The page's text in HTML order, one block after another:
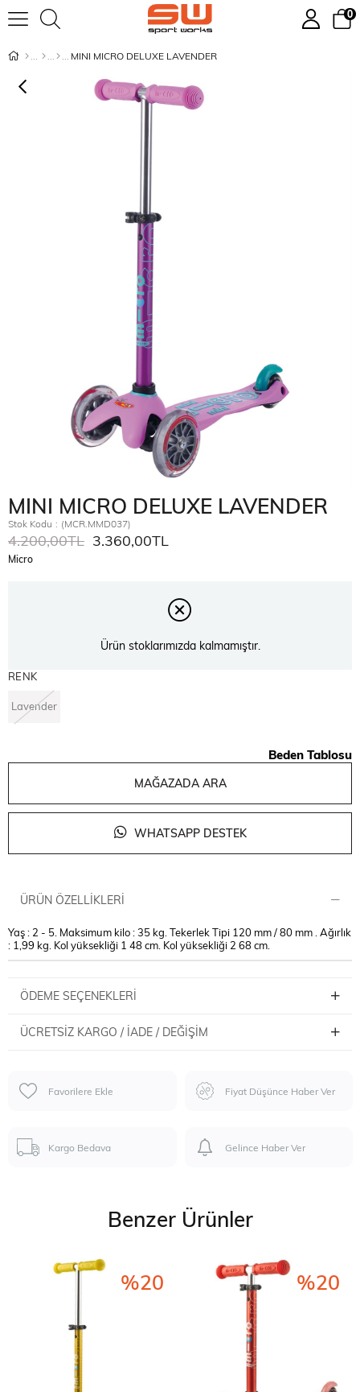
0
MINI MICRO DELUXE LAVENDER
MINI MICRO DELUXE LAVENDER
Stok Kodu (MCR.MMD037)
4.200,00TL 3.360,00TL
Micro
Ürün stoklarımızda kalmamıştır.
RENK
Lavender
Beden Tablosu
MAĞAZADA ARA
WHATSAPP DESTEK
ÜRÜN ÖZELLIKLERI
Yaş : 2 - 5. Maksimum kilo : 35 kg. Tekerlek Tipi 120 mm / 80 mm . Ağırlık
: 1,99 kg. Kol yüksekliği 1 48 cm. Kol yüksekliği 2 68 cm.
ÖDEME SEÇENEKLERI
ÜCRETSIZ KARGO / İADE / DEĞIŞIM
Favorilere Ekle Fiyat Düşünce Haber Ver
Kargo Bedava Gelince Haber Ver
Benzer Ürünler
%20 %20